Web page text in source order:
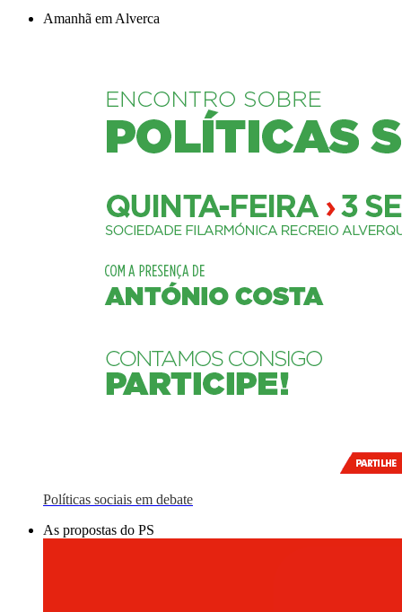
Amanhã em Alverca
Políticas sociais em debate
As propostas do PS